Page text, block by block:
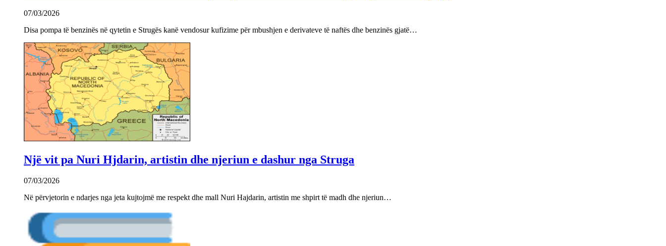
07/03/2026
Disa pompa të benzinës në qytetin e Strugës kanë vendosur kufizime për mbushjen e derivateve të naftës dhe benzinës gjatë…
Një vit pa Nuri Hjdarin, artistin dhe njeriun e dashur nga Struga
07/03/2026
Në përvjetorin e ndarjes nga jeta kujtojmë me respekt dhe mall Nuri Hajdarin, artistin me shpirt të madh dhe njeriun…